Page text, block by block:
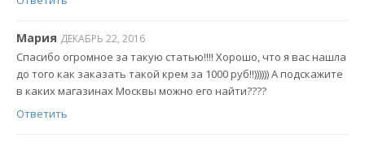
Мария ДЕКАБРЬ 22, 2016
Спасибо огромное за такую статью!!!! Хорошо, что я вас нашла
до того как заказать такой крем за 1000 руб!!)))))) А подскажите
в каких магазинах Москвы можно его найти????
Ответить